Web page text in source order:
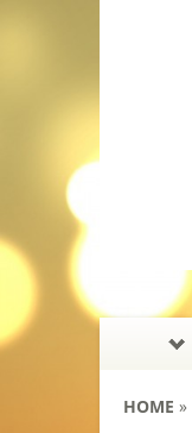
HOME »